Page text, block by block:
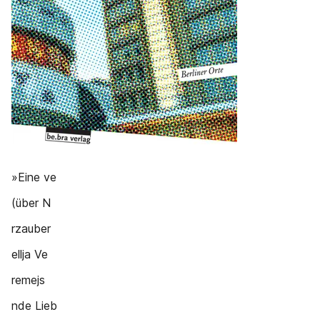
»Eine ve
(über N
rzauber
ellja Ve
remejs
nde Lieb